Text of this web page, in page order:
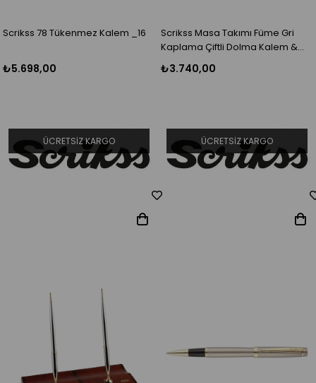
Scrikss 78 Tükenmez Kalem _16
₺5.698,00
ÜCRETSIZ KARGO
Scrikss Masa Takımı Füme Gri
Kaplama Çiftli Dolma Kalem &
₺3.740,00
ÜCRETSIZ KARGO